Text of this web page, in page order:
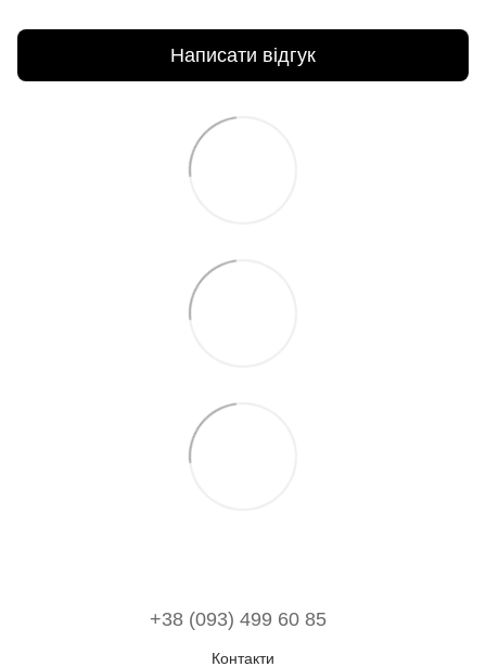
Написати відгук
+38 (093) 499 60 85
Контакти